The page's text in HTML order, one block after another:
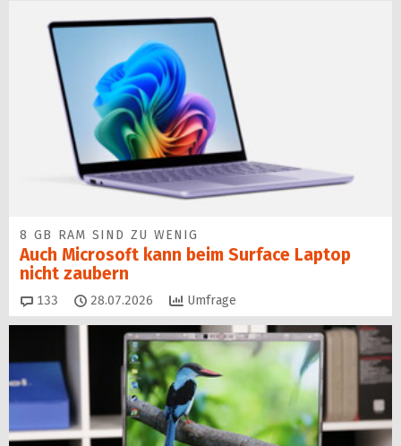
8 GB RAM SIND ZU WENIG
Auch Microsoft kann beim Surface Laptop
nicht zaubern
133 Kommentare
28.07.2026 Umfrage